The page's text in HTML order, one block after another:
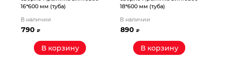
16*600 мм (туба)
В наличии
790₽
В корзину
18*600 мм (туба)
В наличии
890₽
В корзину